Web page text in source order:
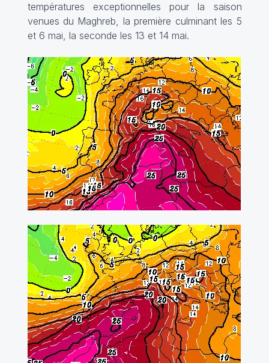
températures exceptionnelles pour la saison
venues du Maghreb, la première culminant les 5
et 6 mai, la seconde les 13 et 14 mai.